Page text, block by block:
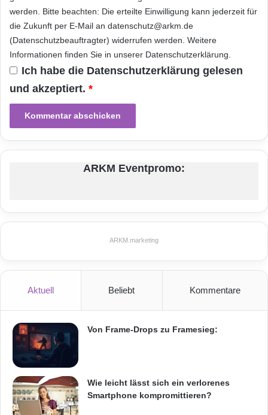
Die Haufe Gruppe steht für integrierte
Arbeitsplatzlösungen zur erfolgreichen
Gestaltung von Unternehmensprozessen. Sie
ist Deutschlands führendes Medien- und
Softwarehaus für Fachinformationen und -
eProcurement, Online-Communitys sowie
Personal- und Organisationsentwicklung. Aus
zu einem umfassenden Lösungsanbieter
digitaler und webbasierter Angebote
1.250 Mitarbeiter im In- und Ausland. Die
Haufe Gruppe verfolgt eine internationale
Wachstumsstrategie, die durch das heutige
Produktportfoliogetragen und aufgrund der
erfolgreichen wechselseitigen Nutzung der
werden. Bitte beachten: Die erteilte Einwilligung kann jederzeit für
die Zukunft per E-Mail an datenschutz@arkm.de
(Datenschutzbeauftragter) widerrufen werden. Weitere
Informationen finden Sie in unserer Datenschutzerklärung.
Ich habe die Datenschutzerklärung gelesen
und akzeptiert. *
ARKM Eventpromo:
ARKM.marketing
Aktuell Beliebt Kommentare
Von Frame-Drops zu Framesieg:
Wie leicht lässt sich ein verlorenes
Smartphone kompromittieren?